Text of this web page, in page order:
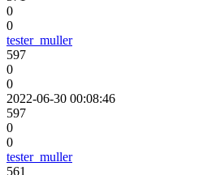
0
0
tester_muller
597
0
0
2022-06-30 00:08:46
597
0
0
tester_muller
561